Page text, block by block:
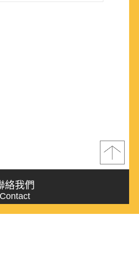
絡我們
Contact